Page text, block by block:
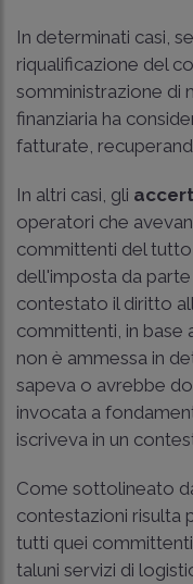
In determinati casi,
riqualificazione del
somministrazione di
finanziaria ha
fatturate,
In altri casi, gli
operatori che
committenti del tutto
dell'imposta da
contestato il diritto
committenti, in base
non è ammessa in
sapeva o avrebbe
invocata a
iscriveva in un
Come sottolineato
contestazioni risulta
tutti quei
taluni servizi di